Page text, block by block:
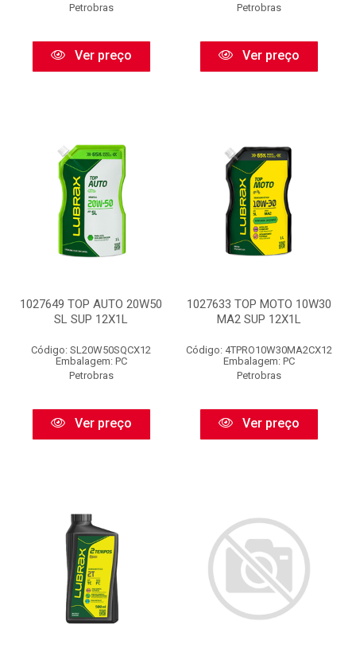
Petrobras
Ver preço
Petrobras
Ver preço
1027649 TOP AUTO 20W50
SL SUP 12X1L
Código: SL20W50SQCX12
Embalagem: PC
Petrobras
Ver preço
1027633 TOP MOTO 10W30
MA2 SUP 12X1L
Código: 4TPRO10W30MA2CX12
Embalagem: PC
Petrobras
Ver preço